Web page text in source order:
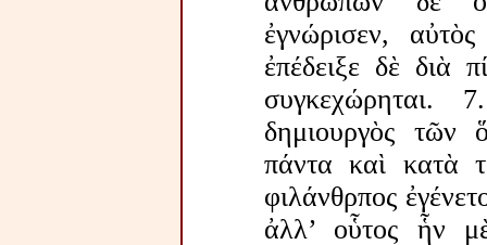
ἐγνώρισεν,
ἐπέδειξε δὲ διὰ
δημιουργὸς τῶν
πάντα καὶ κατὰ
φιλάνθρπος
ἀλλ’ οὗτος ἧν